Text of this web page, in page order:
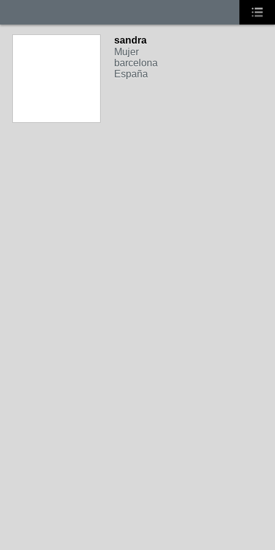
sandra
Mujer
barcelona
España